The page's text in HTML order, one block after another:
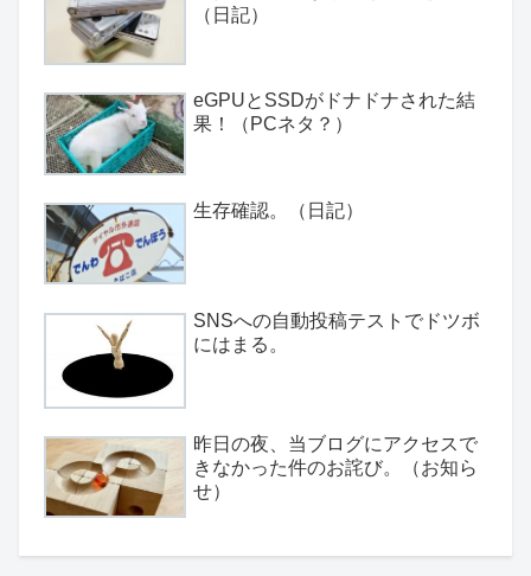
（日記）
eGPUとSSDがドナドナされた結
果！（PCネタ？）
生存確認。（日記）
SNSへの自動投稿テストでドツボ
にはまる。
昨日の夜、当ブログにアクセスで
きなかった件のお詫び。（お知ら
せ）